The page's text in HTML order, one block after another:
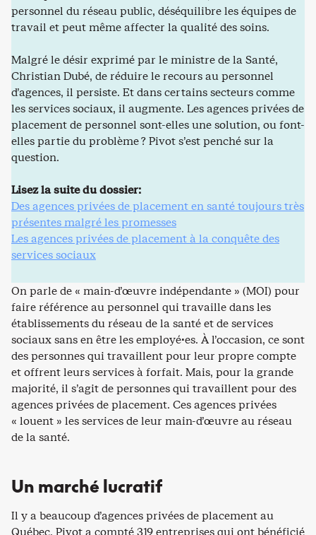
personnel du réseau public, déséquilibre les équipes de
travail et peut même affecter la qualité des soins.
Malgré le désir exprimé par le ministre de la Santé,
Christian Dubé, de réduire le recours au personnel
d’agences, il persiste. Et dans certains secteurs comme
les services sociaux, il augmente. Les agences privées de
placement de personnel sont-elles une solution, ou font-
elles partie du problème ? Pivot s’est penché sur la
question.
Lisez la suite du dossier:
Des agences privées de placement en santé toujours très
présentes malgré les promesses
Les agences privées de placement à la conquête des
services sociaux
On parle de « main-d’œuvre indépendante » (MOI) pour
faire référence au personnel qui travaille dans les
établissements du réseau de la santé et de services
sociaux sans en être les employé·es. À l’occasion, ce sont
des personnes qui travaillent pour leur propre compte
et offrent leurs services à forfait. Mais, pour la grande
majorité, il s’agit de personnes qui travaillent pour des
agences privées de placement. Ces agences privées
« louent » les services de leur main-d’œuvre au réseau
de la santé.
Un marché lucratif
Il y a beaucoup d’agences privées de placement au
Québec. Pivot a compté 319 entreprises qui ont bénéficié